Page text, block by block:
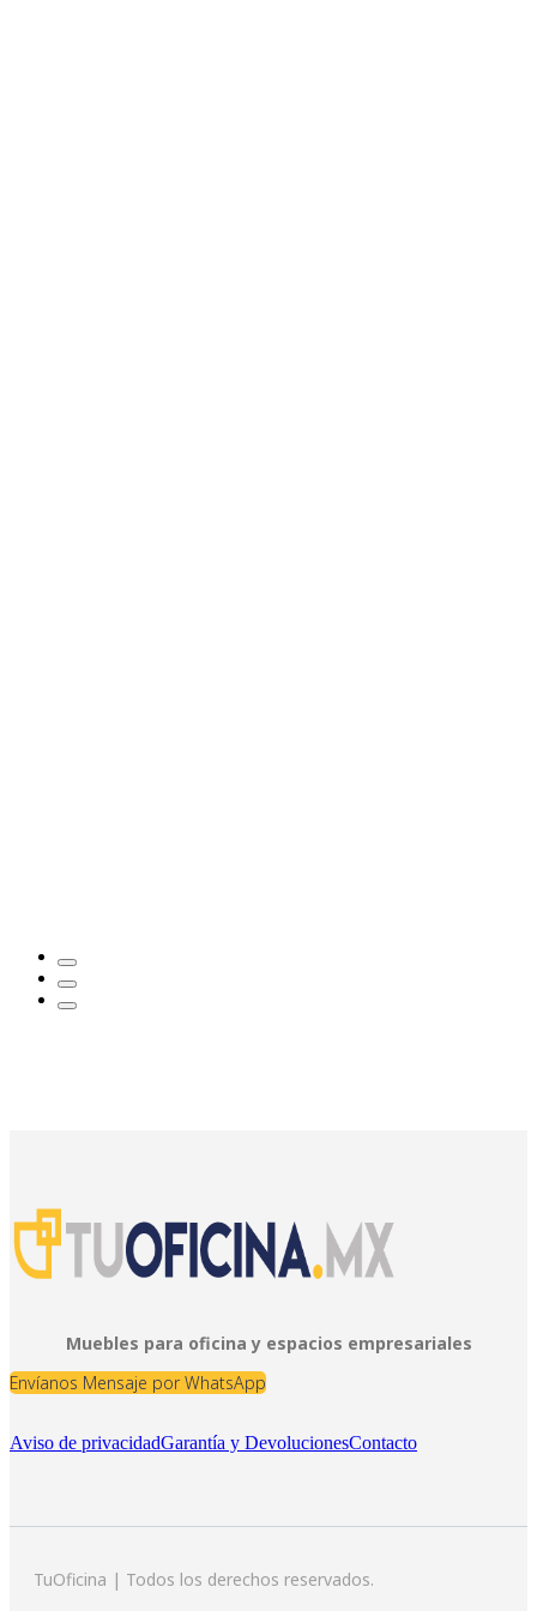
Muebles para oficina y espacios empresariales
Envíanos Mensaje por WhatsApp
Aviso de privacidadGarantía y DevolucionesContacto
TuOficina | Todos los derechos reservados.